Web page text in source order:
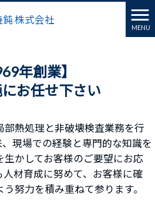
MENU
年創業】
お任せ下さい
部熱処理と非破壊検査業務を行
現場での経験と専門的な知識を
かしてお客様のご要望にお応
材育成に努めて、お客様に確
努力を積み重ねて参ります。